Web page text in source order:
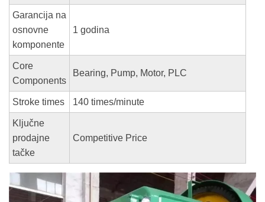
Garancija na
osnovne
komponente
1 godina
Core
Components
Bearing, Pump, Motor, PLC
Stroke times 140 times/minute
Ključne
prodajne
tačke
Competitive Price